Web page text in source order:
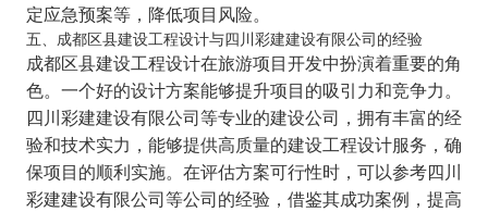
定应急预案等，降低项目风险。
五、成都区县建设工程设计与四川彩建建设有限公司的经验
成都区县建设工程设计在旅游项目开发中扮演着重要的角
色。一个好的设计方案能够提升项目的吸引力和竞争力。
四川彩建建设有限公司等专业的建设公司，拥有丰富的经
验和技术实力，能够提供高质量的建设工程设计服务，确
保项目的顺利实施。在评估方案可行性时，可以参考四川
彩建建设有限公司等公司的经验，借鉴其成功案例，提高